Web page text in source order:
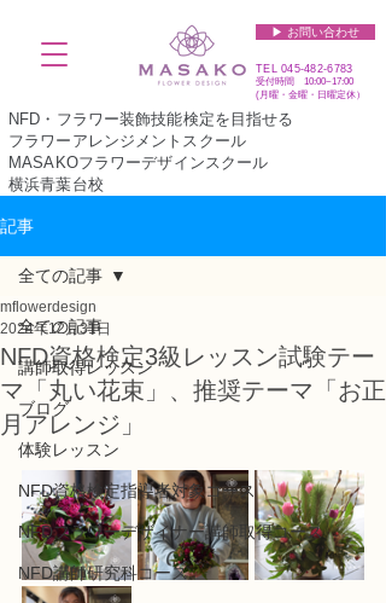
▶︎ お問い合わせ
TEL045-482-6783
受付時間 10:00~17:00​​​
(​月曜・金曜・日曜定休）
NFD・フラワー装飾技能検定を目指せる
フラワーアレンジメントスクール
MASAKOフラワーデザインスクール
横浜青葉台校
記事
全ての記事
講師取得レッスン
ブログ
体験レッスン
NFD資格検定指導者対象コース
NFDフラワーデザイナー講師取得コース
NFD講師研究科コース
全ての記事
NFD資格検定3級レッスン試験テー
マ「丸い花束」、推奨テーマ「お正
月アレンジ」
mflowerdesign
2024年12月31日